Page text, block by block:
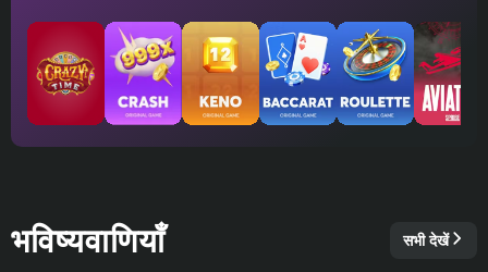
भविष्यवाणियाँ सभी देखें